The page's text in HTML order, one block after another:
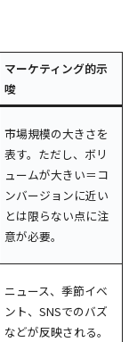
マーケティング的示
唆
市場規模の大きさを
表す。ただし、ボリ
ュームが大きい＝コ
ンバージョンに近い
とは限らない点に注
意が必要。
ニュース、季節イベ
ント、SNSでのバズ
などが反映される。